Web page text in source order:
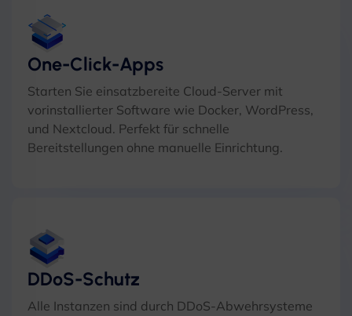
One-Click-Apps
Starten Sie einsatzbereite Cloud-Server mit
vorinstallierter Software wie Docker, WordPress,
und Nextcloud. Perfekt für schnelle
Bereitstellungen ohne manuelle Einrichtung.
DDoS-Schutz
Alle Instanzen sind durch DDoS-Abwehrsysteme